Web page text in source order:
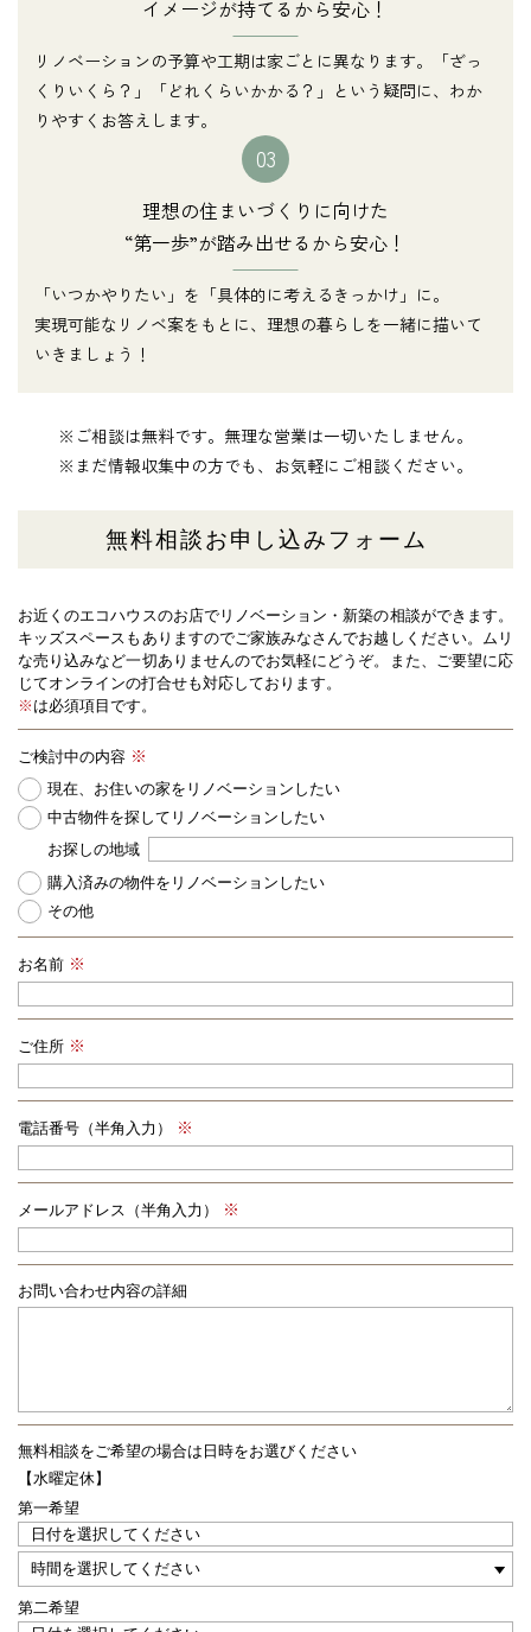
イメージが持てるから安心！
リノベーションの予算や工期は家ごとに異なります。「ざっ
くりいくら？」「どれくらいかかる？」という疑問に、わか
りやすくお答えします。
03
理想の住まいづくりに向けた
“第一歩”が踏み出せるから安心！
「いつかやりたい」を「具体的に考えるきっかけ」に。
実現可能なリノベ案をもとに、理想の暮らしを一緒に描いて
いきましょう！
※ご相談は無料です。無理な営業は一切いたしません。
※まだ情報収集中の方でも、お気軽にご相談ください。
無料相談お申し込みフォーム
お近くのエコハウスのお店でリノベーション・新築の相談ができます。
キッズスペースもありますのでご家族みなさんでお越しください。
ムリ
な売り込みなど一切ありませんのでお気軽にどうぞ。また、ご要望に応
じてオンラインの打合せも対応しております。
※ は必須項目です。
ご検討中の内容
現在、お住いの家をリノベーションしたい
中古物件を探してリノベーションしたい
お探しの地域
購入済みの物件をリノベーションしたい
その他
お名前
ご住所
電話番号（半角入力）
メールアドレス（半角入力）
お問い合わせ内容の詳細
無料相談をご希望の場合は 日時をお選びください
【水曜定休】
第一希望
第二希望